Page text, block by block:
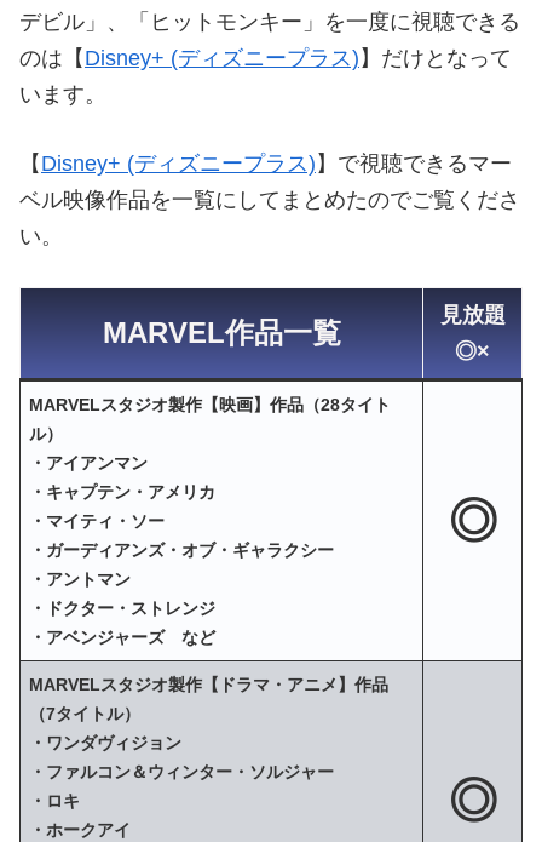
デビル」、「ヒットモンキー」を一度に視聴できる
のは【 Disney+ (ディズニープラス) 】だけとなって
います。
【 Disney+ (ディズニープラス) 】で視聴できるマー
ベル映像作品を一覧にしてまとめたのでご覧くださ
い。
MARVEL作品一覧
見放題
◎×
MARVELスタジオ製作【映画】作品（28タイト
ル）
・アイアンマン
・キャプテン・アメリカ
・マイティ・ソー
・ガーディアンズ・オブ・ギャラクシー
・アントマン
・ドクター・ストレンジ
・アベンジャーズ など
◎
MARVELスタジオ製作【ドラマ・アニメ】作品
（7タイトル）
・ワンダヴィジョン
・ファルコン＆ウィンター・ソルジャー
・ロキ
・ホークアイ
◎